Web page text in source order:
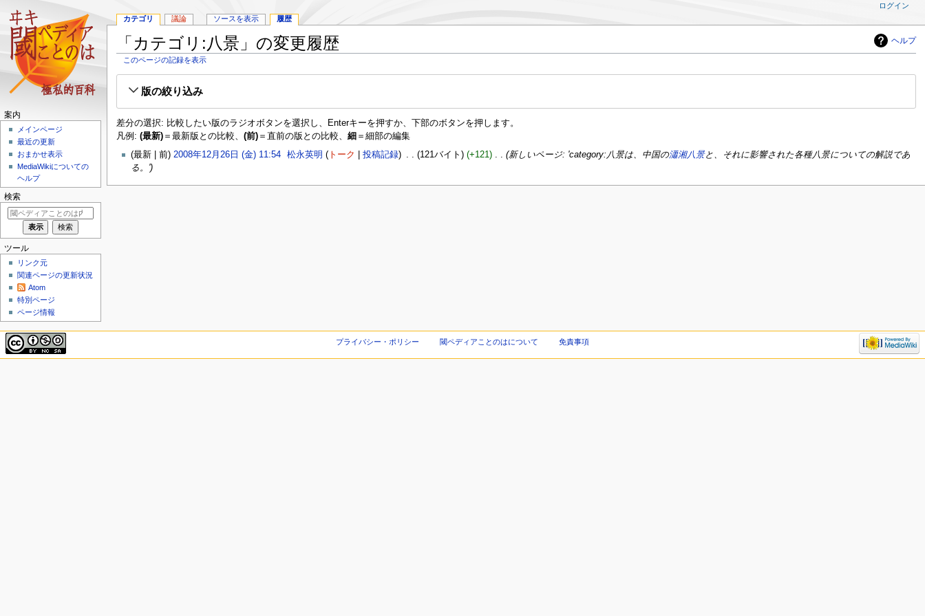
ヘルプ
「カテゴリ:八景」の変更履歴
このページの記録を表示
ゲ
ー
シ
ン
移
に
移
動
版の絞り込み
差分の選択: 比較したい版のラジオボタンを選択し、Enterキーを押すか、下部のボタンを押します。
凡例: (最新)＝最新版との比較、 (前)＝直前の版との比較、 細 ＝細部の編集
最新
前 2008年12月26日 (金) 11:54‎ 松永英明 トーク 投稿記録 121バイト +121 ‎ 新しいページ: 'category:八景は、中国の瀟湘八景と、それに影響された各種八景についての解説であ
る。'
カテゴリ 議論 ソースを表示 履歴
ログイン
案内
メインページ
最近の更新
おまかせ表示
MediaWikiについての
ヘルプ
検索
ツール
リンク元
関連ページの更新状況
Atom
特別ページ
ページ情報
プライバシー・ポリシー 閾ペディアことのはについて 免責事項